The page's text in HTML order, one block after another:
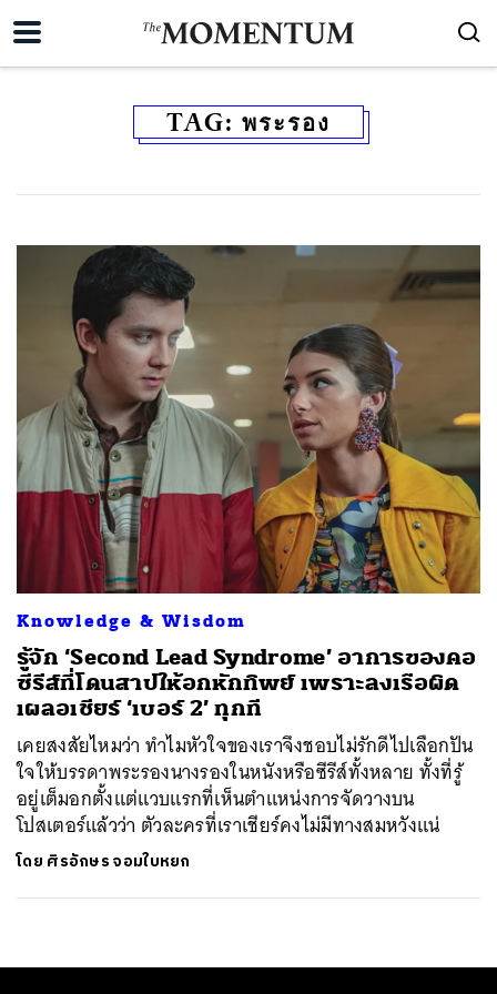
TAG: พระรอง
Knowledge & Wisdom
รู้จัก ‘Second Lead Syndrome’ อาการของคอ
ซีรีส์ที่โดนสาปให้อกหักทิพย์ เพราะลงเรือผิด
เผลอเชียร์ ‘เบอร์ 2’ ทุกที
เคยสงสัยไหมว่า ทำไมหัวใจของเราจึงชอบไม่รักดีไปเลือกปัน
ใจให้บรรดาพระรองนางรองในหนังหรือซีรีส์ทั้งหลาย ทั้งที่รู้
อยู่เต็มอกตั้งแต่แวบแรกที่เห็นตำแหน่งการจัดวางบน
โปสเตอร์แล้วว่า ตัวละครที่เราเชียร์คงไม่มีทางสมหวังแน่
โดย ศิรอักษร จอมใบหยก
SHARE TWEET LINE EMAIL